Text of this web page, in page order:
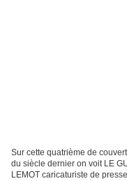
Sur cette quatrième de
du siècle dernier on voit LE
LEMOT caricaturiste de